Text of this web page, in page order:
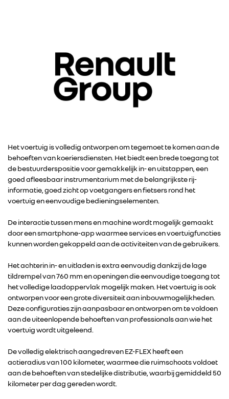
Het voertuig is volledig ontworpen om tegemoet te komen aan de
behoeften van koeriersdiensten. Het biedt een brede toegang tot
de bestuurderspositie voor gemakkelijk in- en uitstappen, een
goed afleesbaar instrumentarium met de belangrijkste rij-
informatie, goed zicht op voetgangers en fietsers rond het
voertuig en eenvoudige bedieningselementen.
De interactie tussen mens en machine wordt mogelijk gemaakt
door een smartphone-app waarmee services en voertuigfuncties
kunnen worden gekoppeld aan de activiteiten van de gebruikers.
Het achterin in- en uitladen is extra eenvoudig dankzij de lage
tildrempel van 760 mm en openingen die eenvoudige toegang tot
het volledige laadoppervlak mogelijk maken. Het voertuig is ook
ontworpen voor een grote diversiteit aan inbouwmogelijkheden.
Deze configuraties zijn aanpasbaar en ontworpen om te voldoen
aan de uiteenlopende behoeften van professionals aan wie het
voertuig wordt uitgeleend.
De volledig elektrisch aangedreven EZ-FLEX heeft een
actieradius van 100 kilometer, waarmee die ruimschoots voldoet
aan de behoeften van stedelijke distributie, waarbij gemiddeld 50
kilometer per dag gereden wordt.